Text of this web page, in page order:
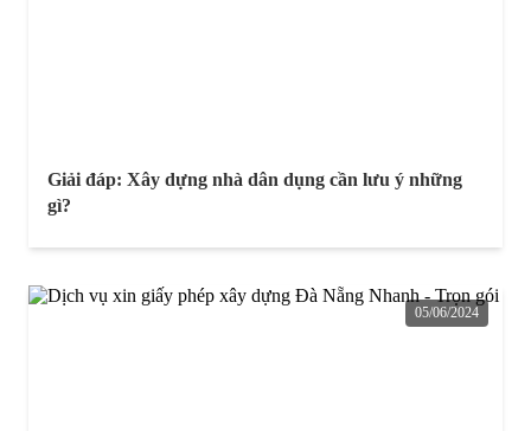
Giải đáp: Xây dựng nhà dân dụng cần lưu ý những
gì?
05/06/2024